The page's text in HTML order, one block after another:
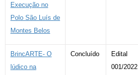
Execução no
Polo São Luís de
Montes Belos
BrincARTE- O
lúdico na
Concluído
Edital
001/2022